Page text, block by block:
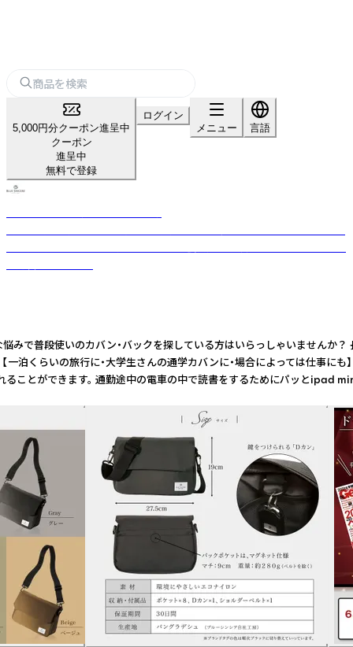
5,000円分クーポン進呈中
クーポン
進呈中
無料で登録
ログイン
メニュー
言語
で普段使いのカバン・バックを探している方はいらっしゃいませ
らいの旅行に・大学生さんの通学カバンに・場合によっては仕事
ができます。 通勤途中の電車の中で読書をするためにパッと